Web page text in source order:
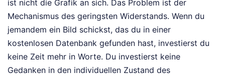
ist nicht die Grafik an sich. Das Problem ist der
Mechanismus des geringsten Widerstands. Wenn du
jemandem ein Bild schickst, das du in einer
kostenlosen Datenbank gefunden hast, investierst du
keine Zeit mehr in Worte. Du investierst keine
Gedanken in den individuellen Zustand des